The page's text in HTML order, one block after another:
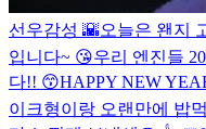
선우감성 🌇오늘은 왠지
입니다~ 😘우리 엔진들
다!! 😙HAPPY NEW
이크형이랑 오랜만에 밥